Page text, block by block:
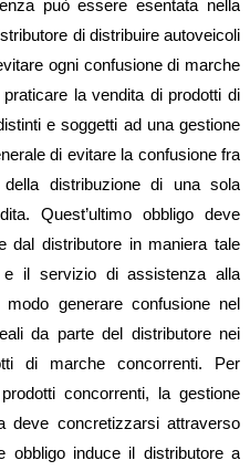
può essere esentata nella
di distribuire autoveicoli
ogni confusione di marche
la vendita di prodotti di
e soggetti ad una gestione
di evitare la confusione fra
della distribuzione di una sola
Quest’ultimo obbligo deve
dal distributore in maniera tale
il servizio di assistenza alla
generare confusione nel
da parte del distributore nei
di marche concorrenti. Per
concorrenti, la gestione
deve concretizzarsi attraverso
obbligo induce il distributore a